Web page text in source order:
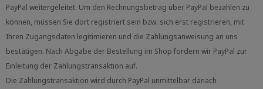
PayPal weitergeleitet. Um den Rechnungsbetrag über PayPal bezahlen zu
können, müssen Sie dort registriert sein bzw. sich erst registrieren, mit
Ihren Zugangsdaten legitimieren und die Zahlungsanweisung an uns
bestätigen. Nach Abgabe der Bestellung im Shop fordern wir PayPal zur
Einleitung der Zahlungstransaktion auf.
Die Zahlungstransaktion wird durch PayPal unmittelbar danach